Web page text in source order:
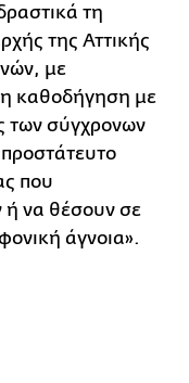
τη
της Αττικής
με
καθοδήγηση με
των σύγχρονων
που
ή να θέσουν σε
άγνοια».